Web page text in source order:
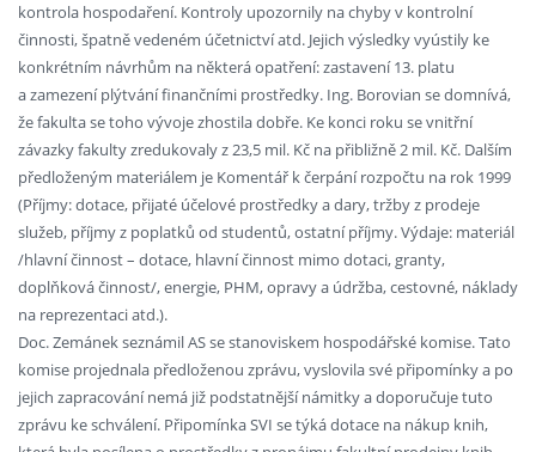
kontrola hospodaření. Kontroly upozornily na chyby v kontrolní
činnosti, špatně vedeném účetnictví atd. Jejich výsledky vyústily ke
konkrétním návrhům na některá opatření: zastavení 13. platu
a zamezení plýtvání finančními prostředky. Ing. Borovian se domnívá,
že fakulta se toho vývoje zhostila dobře. Ke konci roku se vnitřní
závazky fakulty zredukovaly z 23,5 mil. Kč na přibližně 2 mil. Kč. Dalším
předloženým materiálem je Komentář k čerpání rozpočtu na rok 1999
(Příjmy: dotace, přijaté účelové prostředky a dary, tržby z prodeje
služeb, příjmy z poplatků od studentů, ostatní příjmy. Výdaje: materiál
/hlavní činnost – dotace, hlavní činnost mimo dotaci, granty,
doplňková činnost/, energie, PHM, opravy a údržba, cestovné, náklady
na reprezentaci atd.).
Doc. Zemánek seznámil AS se stanoviskem hospodářské komise. Tato
komise projednala předloženou zprávu, vyslovila své připomínky a po
jejich zapracování nemá již podstatnější námitky a doporučuje tuto
zprávu ke schválení. Připomínka SVI se týká dotace na nákup knih,